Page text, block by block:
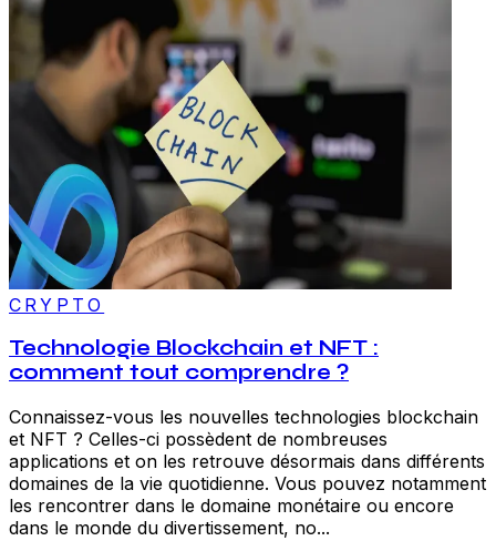
CRYPTO
Technologie Blockchain et NFT :
comment tout comprendre ?
Connaissez-vous les nouvelles technologies blockchain
et NFT ? Celles-ci possèdent de nombreuses
applications et on les retrouve désormais dans différents
domaines de la vie quotidienne. Vous pouvez notamment
les rencontrer dans le domaine monétaire ou encore
dans le monde du divertissement, no...